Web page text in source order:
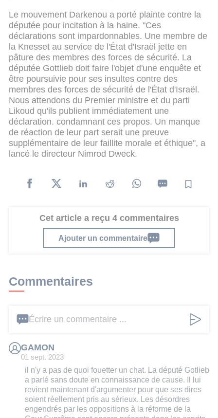
Le mouvement Darkenou a porté plainte contre la
députée pour incitation à la haine. "Ces
déclarations sont impardonnables. Une membre de
la Knesset au service de l'État d'Israël jette en
pâture des membres des forces de sécurité. La
députée Gottlieb doit faire l'objet d'une enquête et
être poursuivie pour ses insultes contre des
membres des forces de sécurité de l'État d'Israël.
Nous attendons du Premier ministre et du parti
Likoud qu'ils publient immédiatement une
déclaration. condamnant ces propos. Un manque
de réaction de leur part serait une preuve
supplémentaire de leur faillite morale et éthique", a
lancé le directeur Nimrod Dweck.
Cet article a reçu 4 commentaires
Ajouter un commentaire
Commentaires
Écrire un commentaire ...
GAMON
01 sept. 2023
il n'y a pas de quoi fouetter un chat. La député Gotlieb
a parlé sans doute en connaissance de cause. Il lui
revient maintenant d'argumenter pour que ses dires
soient réellement pris au sérieux. Les désordres
engendrés par les oppositions à la réforme de la